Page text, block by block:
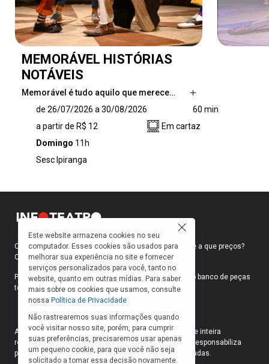
MEMORÁVEL HISTÓRIAS
NOTÁVEIS
Memorável é tudo aquilo que merece…
conservado na lembrança. Por meio da
palhaçaria e da ludicidade, o espetáculo conta,
canta e retrata as ações dos Palhaços Sem
de risco e de instabilidade. A peça é um
conheçam os PSFB e revivam momentos
construíram a trajetória dessa “inacreditável”
passaram por ela. Afinal, o que fazem os
Palhaços Sem Fronteiras?
de 26/07/2026 a 30/08/2026
60 min
a partir de R$ 12
Em cartaz
Domingo 11h
Sesc Ipiranga
Como faço para ir ao teatro? Onde compro ingressos e a que preços?
Quais peças estão em cartaz?
Para responder a essas e outras perguntas, criamos o banco de peças
teatrais do INFOTEATRO.
As informações das peças cadastradas no site são de inteira
responsabilidade das produções. O Infoteatro não se responsabiliza
pela atualização das informações das peças cadastradas.
Este website armazena cookies no seu
computador. Esses cookies são usados para
melhorar sua experiência no site e fornecer
serviços personalizados para você, tanto no
website, quanto em outras mídias. Para saber
mais sobre os cookies que usamos, consulte
nossa Política de Privacidade
Não rastrearemos suas informações quando
você visitar nosso site, porém, para cumprir
suas preferências, precisaremos usar apenas
um pequeno cookie, para que você não seja
solicitado a tomar essa decisão novamente.